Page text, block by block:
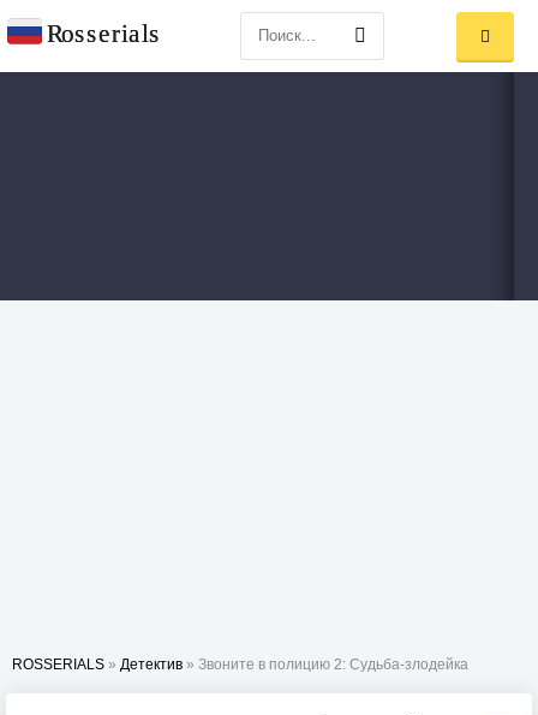
ROSSERIALS » Детектив » Звоните в полицию 2: Судьба-злодейка